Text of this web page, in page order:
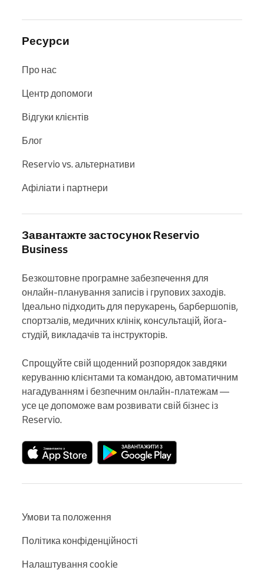
Ресурси
Про нас
Центр допомоги
Відгуки клієнтів
Блог
Reservio vs. альтернативи
Афіліати і партнери
Завантажте застосунок Reservio
Business
Безкоштовне програмне забезпечення для
онлайн-планування записів і групових заходів.
Ідеально підходить для перукарень, барбершопів,
спортзалів, медичних клінік, консультацій, йога-
студій, викладачів та інструкторів.
Спрощуйте свій щоденний розпорядок завдяки
керуванню клієнтами та командою, автоматичним
нагадуванням і безпечним онлайн-платежам —
усе це допоможе вам розвивати свій бізнес із
Reservio.
Умови та положення
Політика конфіденційності
Налаштування cookie